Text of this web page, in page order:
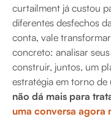
curtailment já custou
diferentes desfechos
conta, vale
concreto: analisar
construir, juntos, um
estratégia em torno de
não dá mais para
uma conversa agora